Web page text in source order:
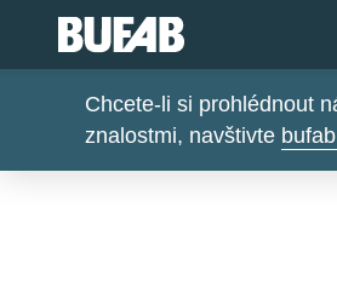
Chcete-li si prohlédnout
znalostmi, navštivte